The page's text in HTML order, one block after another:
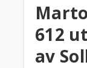
612
av